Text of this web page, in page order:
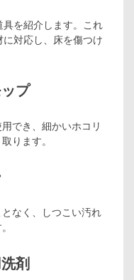
具を紹介します。これ
対応し、床を傷つけ
プ
でき、細かいホコリ
ります。
なく、しつこい汚れ
剤